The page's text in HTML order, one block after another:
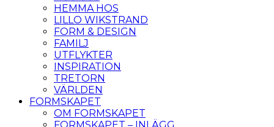
HEMMA HOS
LILLO WIKSTRAND
FORM & DESIGN
FAMILJ
UTFLYKTER
INSPIRATION
TRETORN
VÄRLDEN
FORMSKAPET
OM FORMSKAPET